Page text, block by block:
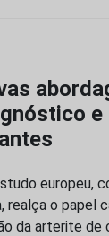
europeu,
realça o papel
da arterite de